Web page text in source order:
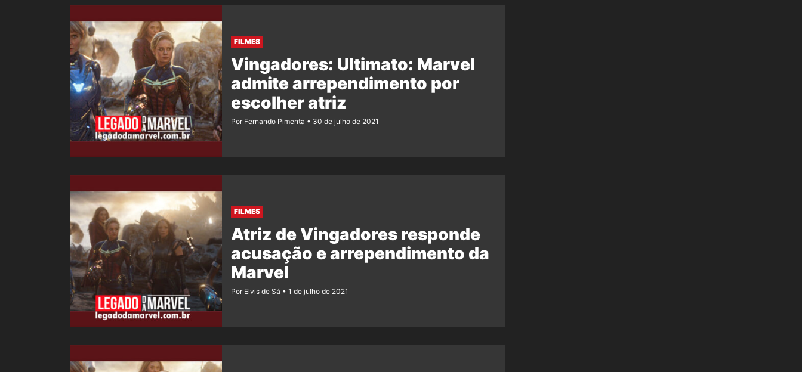
FILMES
Vingadores: Ultimato: Marvel
admite arrependimento por
escolher atriz
Por Fernando Pimenta 30 de julho de 2021
FILMES
Atriz de Vingadores responde
acusação e arrependimento da
Marvel
Por Elvis de Sá 1 de julho de 2021